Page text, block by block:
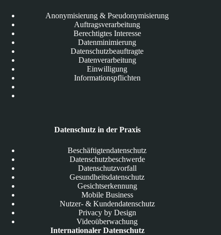
Anonymisierung & Pseudonymisierung
Auftragsverarbeitung
Berechtigtes Interesse
Datenminimierung
Datenschutzbeauftragte
Datenverarbeitung
Einwilligung
Informationspflichten
Datenschutz in der Praxis
Beschäftigtendatenschutz
Datenschutzbeschwerde
Datenschutzvorfall
Gesundheitsdatenschutz
Gesichtserkennung
Mobile Business
Nutzer- & Kundendatenschutz
Privacy by Design
Videoüberwachung
Internationaler Datenschutz